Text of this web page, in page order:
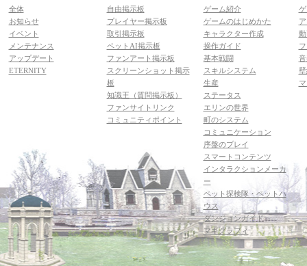
全体
お知らせ
イベント
メンテナンス
アップデート
ETERNITY
自由掲示板
プレイヤー掲示板
取引掲示板
ペットAI掲示板
ファンアート掲示板
スクリーンショット掲示
板
知識王（質問掲示板）
ファンサイトリンク
コミュニティポイント
ゲーム紹介
ゲームのはじめかた
キャラクター作成
操作ガイド
基本戦闘
スキルシステム
生産
ステータス
エリンの世界
町のシステム
コミュニケーション
序盤のプレイ
スマートコンテンツ
インタラクションメーカ
ー
ペット探検隊・ペットハ
ウス
ダンジョンガイド
マギグラフィ